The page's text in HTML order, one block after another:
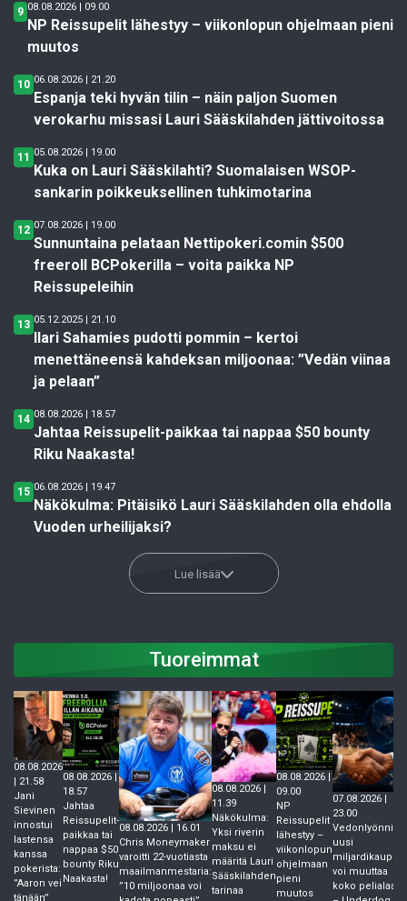
9 08.08.2026 | 09.00
NP Reissupelit lähestyy – viikonlopun ohjelmaan pieni
muutos
10 06.08.2026 | 21.20
Espanja teki hyvän tilin – näin paljon Suomen
verokarhu missasi Lauri Sääskilahden jättivoitossa
11 05.08.2026 | 19.00
Kuka on Lauri Sääskilahti? Suomalaisen WSOP-
sankarin poikkeuksellinen tuhkimotarina
12 07.08.2026 | 19.00
Sunnuntaina pelataan Nettipokeri.comin $500
freeroll BCPokerilla – voita paikka NP
Reissupeleihin
13 05.12.2025 | 21.10
Ilari Sahamies pudotti pommin – kertoi
menettäneensä kahdeksan miljoonaa: ”Vedän viinaa
ja pelaan”
14 08.08.2026 | 18.57
Jahtaa Reissupelit-paikkaa tai nappaa $50 bounty
Riku Naakasta!
15 06.08.2026 | 19.47
Näkökulma: Pitäisikö Lauri Sääskilahden olla ehdolla
Vuoden urheilijaksi?
Lue lisää
Tuoreimmat
08.08.2026
| 21.58
Jani
Sievinen
innostui
lastensa
kanssa
pokerista:
”Aaron vei
tänään”
08.08.2026 |
18.57
Jahtaa
Reissupelit-
paikkaa tai
nappaa $50
bounty Riku
Naakasta!
08.08.2026 | 16.01
Chris Moneymaker
varoitti 22-vuotiasta
maailmanmestaria:
”10 miljoonaa voi
08.08.2026 |
11.39
Näkökulma:
Yksi riverin
maksu ei
määritä Lauri
Sääskilahden
tarinaa
08.08.2026 |
09.00
NP
Reissupelit
lähestyy –
viikonlopun
ohjelmaan
pieni
muutos
07.08.2026 |
23.00
Vedonlyönnin
uusi
miljardikauppa
voi muuttaa
koko pelialaa